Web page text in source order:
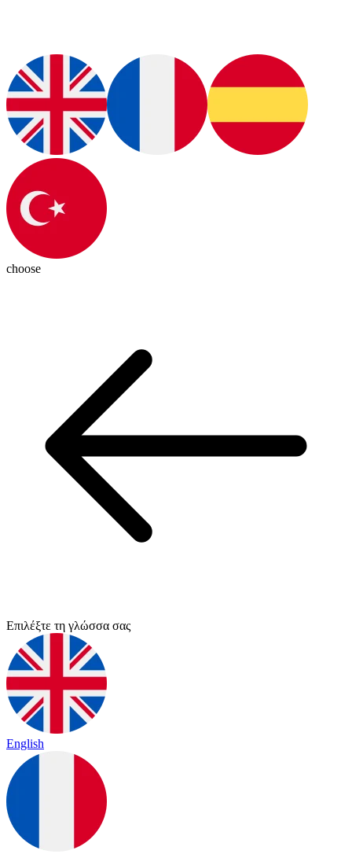
choose
Επιλέξτε τη γλώσσα σας
English